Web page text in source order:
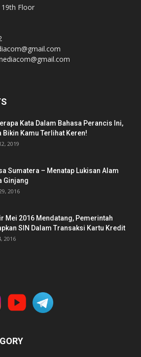
19th Floor
Kata Dalam Bahasa Perancis Ini,
Bikin Kamu Terlihat Keren!
2019
Sumatera – Menatap Lukisan Alam
Ginjang
2016
Mei 2016 Mendatang, Pemerintah
SIN Dalam Transaksi Kartu Kredit
2016